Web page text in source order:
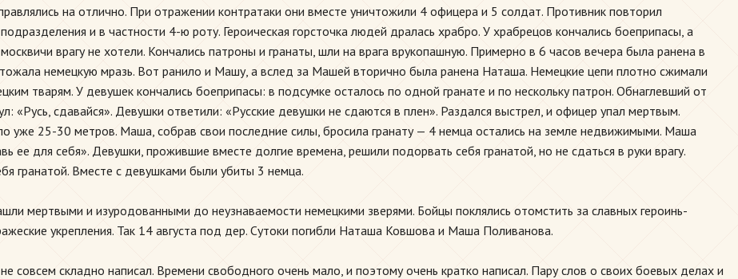
на отлично. При отражении контратаки они вместе уничтожили 4 офицера и 5 солдат. Противник повторил
и в частности 4-ю роту. Героическая горсточка людей дралась храбро. У храбрецов кончались боеприпасы, а
врагу не хотели. Кончались патроны и гранаты, шли на врага врукопашную. Примерно в 6 часов вечера была ранена в
немецкую мразь. Вот ранило и Машу, а вслед за Машей вторично была ранена Наташа. Немецкие цепи плотно сжимали
тварям. У девушек кончались боеприпасы: в подсумке осталось по одной гранате и по нескольку патрон. Обнаглевший от
«Русь, сдавайся». Девушки ответили: «Русские девушки не сдаются в плен». Раздался выстрел, и офицер упал мертвым.
уже 25-30 метров. Маша, собрав свои последние силы, бросила гранату — 4 немца остались на земле недвижимыми. Маша
ее для себя». Девушки, прожившие вместе долгие времена, решили подорвать себя гранатой, но не сдаться в руки врагу.
гранатой. Вместе с девушками были убиты 3 немца.
мертвыми и изуродованными до неузнаваемости немецкими зверями. Бойцы поклялись отомстить за славных героинь-
укрепления. Так 14 августа под дер. Сутоки погибли Наташа Ковшова и Маша Поливанова.
совсем складно написал. Времени свободного очень мало, и поэтому очень кратко написал. Пару слов о своих боевых делах и